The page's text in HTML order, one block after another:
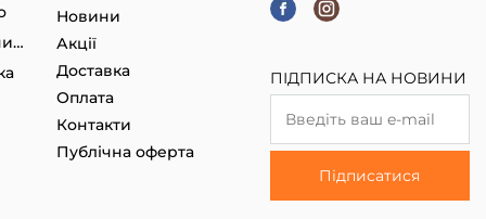
Гаджети, Smart годинники
Новини
Акції
Доставка
Оплата
Контакти
Публічна оферта
ПІДПИСКА НА НОВИНИ
Підписатися